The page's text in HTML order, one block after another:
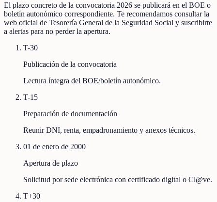
El plazo concreto de la convocatoria 2026 se publicará en el BOE o
boletín autonómico correspondiente. Te recomendamos consultar la
web oficial de Tesorería General de la Seguridad Social y suscribirte
a alertas para no perder la apertura.
T-30
Publicación de la convocatoria
Lectura íntegra del BOE/boletín autonómico.
T-15
Preparación de documentación
Reunir DNI, renta, empadronamiento y anexos técnicos.
01 de enero de 2000
Apertura de plazo
Solicitud por sede electrónica con certificado digital o Cl@ve.
T+30